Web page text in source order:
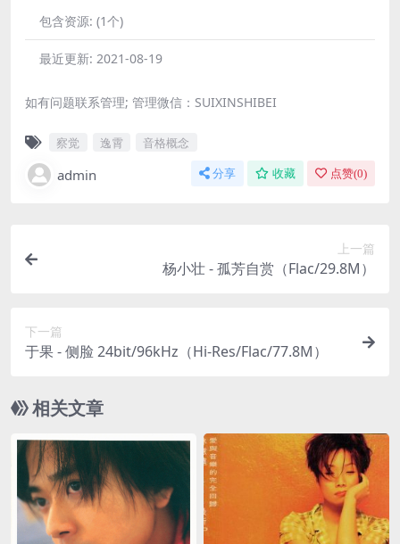
包含资源: (1个)
最近更新: 2021-08-19
如有问题联系管理; 管理微信：SUIXINSHIBEI
察觉 逸霄 音格概念
admin 分享 收藏 点赞(0)
上一篇
杨小壮 - 孤芳自赏（Flac/29.8M）
下一篇
于果 - 侧脸 24bit/96kHz（Hi-Res/Flac/77.8M）
相关文章